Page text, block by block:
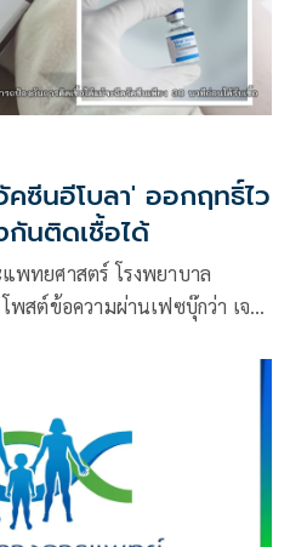
คซีนอีโบลา' ออกฤทธิ์ไว
นติดเชื้อได้
พทยศาสตร์ โรงพยาบาล
สต์ข้อความผ่านเฟซบุ๊กว่า เจาะ